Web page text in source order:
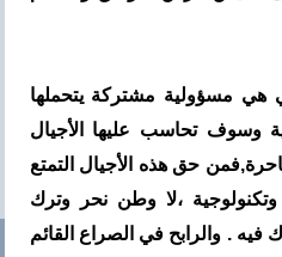
هي مسؤولية مشتركة يتحملها
وسوف تحاسب عليها الأجيال
حق هذه الأجيال التمتع
،لا وطن نحر وترك
. والرابح في الصراع القائم